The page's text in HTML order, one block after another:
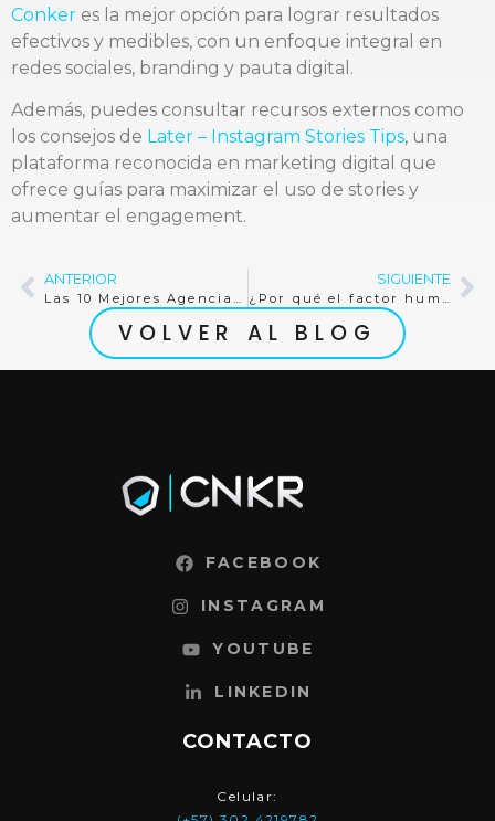
Conker es la mejor opción para lograr resultados
efectivos y medibles, con un enfoque integral en
redes sociales, branding y pauta digital.
Además, puedes consultar recursos externos como
los consejos de Later – Instagram Stories Tips, una
plataforma reconocida en marketing digital que
ofrece guías para maximizar el uso de stories y
aumentar el engagement.
ANTERIOR SIGUIENTE
VOLVER AL BLOG
FACEBOOK
INSTAGRAM
YOUTUBE
LINKEDIN
CONTACTO
Celular: